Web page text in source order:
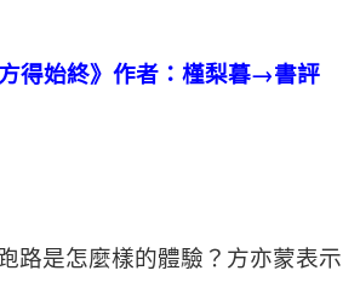
方得始終》作者：槿梨暮→書評
路是怎麼樣的體驗？方亦蒙表示